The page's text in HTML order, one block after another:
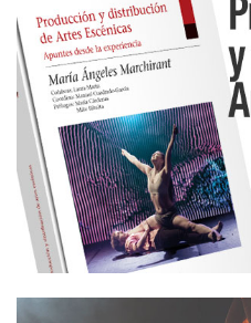
vibración energética, diría
espacio que es un
soñado. Es un paraíso,
siempre pienso en esto,
Barba. La ideación,
organizado desde el
un regalo.
Aquí lo tienes, lo tienes
castillo. En Monte
era un convento, pero
maravilloso, no había